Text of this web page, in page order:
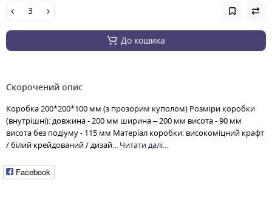
До кошика
Скорочений опис
Коробка 200*200*100 мм (з прозорим куполом) Розміри коробки
(внутрішні): довжина - 200 мм ширина – 200 мм висота - 90 мм
висота без подіуму - 115 мм Матеріал коробки: високоміцний крафт
/ білий крейдований / дизай... Читати далі...
Facebook